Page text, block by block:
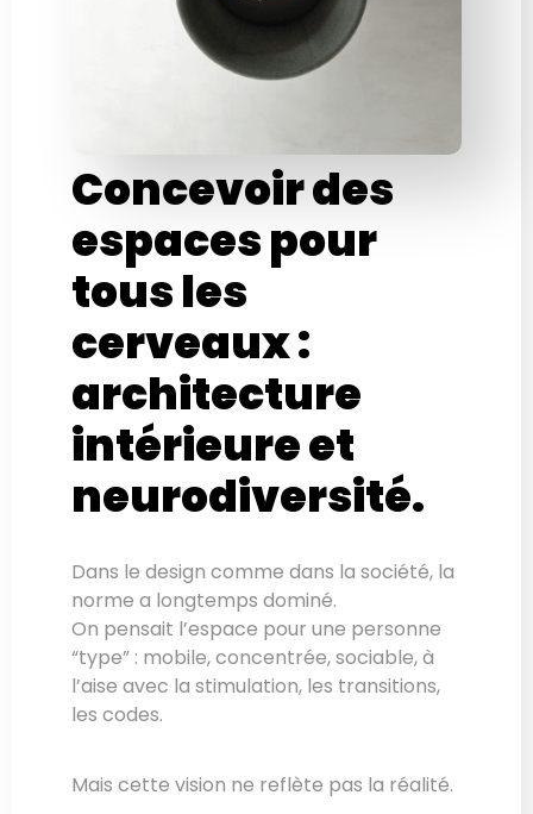
Concevoir des
espaces pour
tous les
cerveaux :
architecture
intérieure et
neurodiversité.
Dans le design comme dans la société, la
norme a longtemps dominé.
On pensait l’espace pour une personne
“type” : mobile, concentrée, sociable, à
l’aise avec la stimulation, les transitions,
les codes.
Mais cette vision ne reflète pas la réalité.